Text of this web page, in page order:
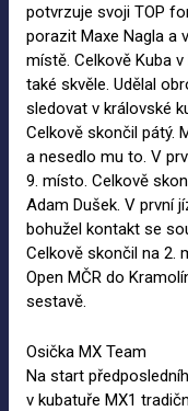
potvrzuje svoji TOP
porazit Maxe Nagla a
místě. Celkově Kuba
také skvěle. Udělal
sledovat v královské
Celkově skončil pátý.
a nesedlo mu to. V
9. místo. Celkově
Adam Dušek. V první
bohužel kontakt se
Celkově skončil na 2.
Open MČR do
sestavě.
Osička MX Team
Na start
v kubatuře MX1